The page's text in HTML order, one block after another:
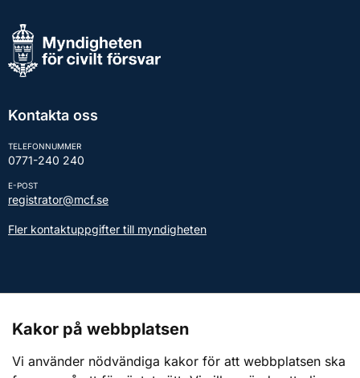
Kontakta oss
TELEFONNUMMER
0771-240 240
E-POST
registrator@mcf.se
Fler kontaktuppgifter till myndigheten
Webbplatsen
Kakor på webbplatsen
Vi använder nödvändiga kakor för att webbplatsen ska